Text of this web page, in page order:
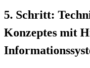
5. Schritt:
Konzeptes mit